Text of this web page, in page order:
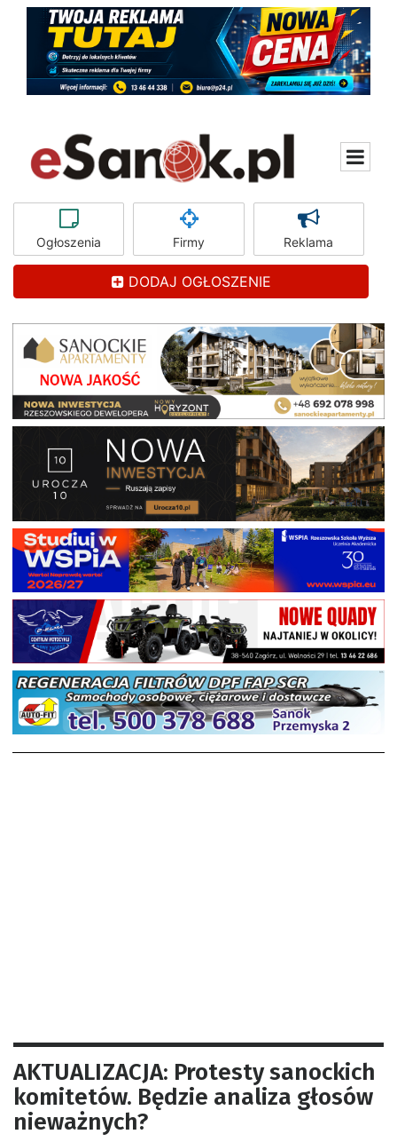
Ogłoszenia Firmy Reklama
DODAJ OGŁOSZENIE
AKTUALIZACJA: Protesty sanockich
komitetów. Będzie analiza głosów
nieważnych?